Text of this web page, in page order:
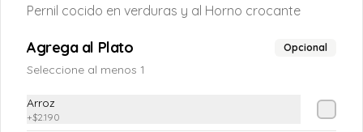
$4.190
Pastelera de choclo
Pernil cocido en verduras y al Horno crocante
Agrega al Plato Opcional
Seleccione al menos 1
Arroz
+$2.190